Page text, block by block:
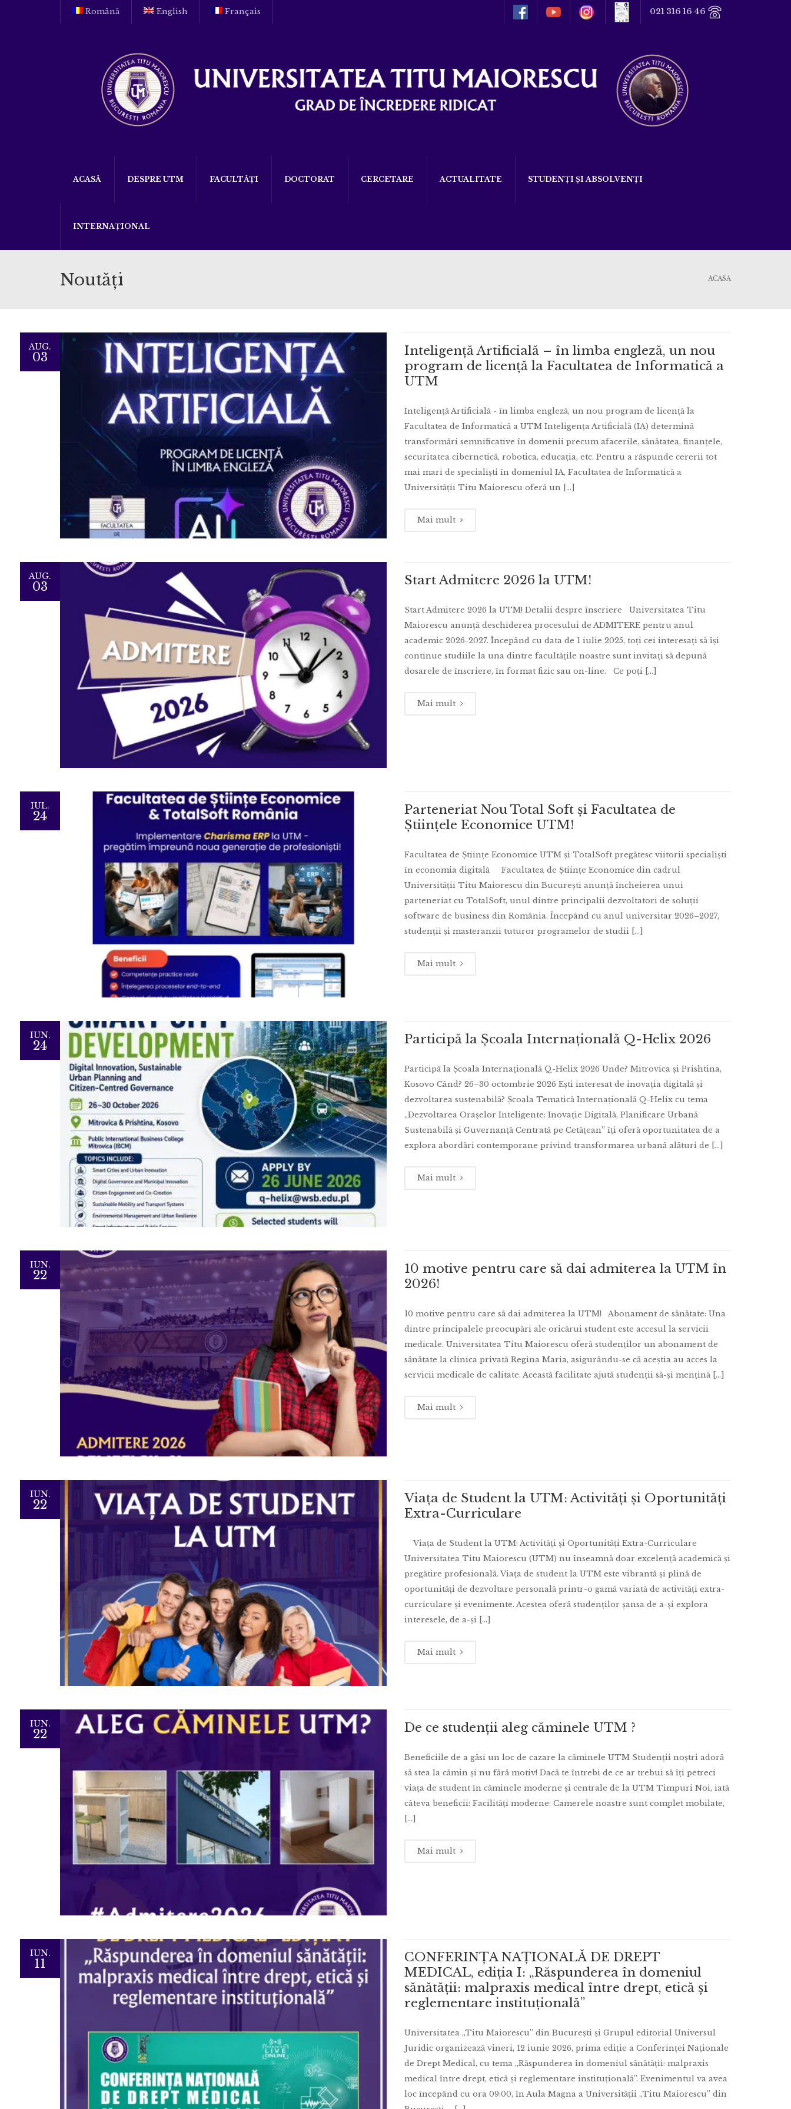
Română English Français 021 316 16 46
ACASĂ DESPRE UTM FACULTĂȚI DOCTORAT CERCETARE ACTUALITATE STUDENȚI ȘI ABSOLVENȚI
INTERNAȚIONAL
Noutăți ACASĂ
AUG.
03
Inteligență Artificială – în limba engleză, un nou
program de licență la Facultatea de Informatică a
UTM
Inteligență Artificială - în limba engleză, un nou program de licență la
Facultatea de Informatică a UTM Inteligența Artificială (IA) determină
transformări semnificative în domenii precum afacerile, sănătatea, finanțele,
securitatea cibernetică, robotica, educația, etc. Pentru a răspunde cererii tot
mai mari de specialiști în domeniul IA, Facultatea de Informatică a
Universității Titu Maiorescu oferă un [...]
Mai mult
AUG.
03 Start Admitere 2026 la UTM!
Start Admitere 2026 la UTM! Detalii despre înscriere Universitatea Titu
Maiorescu anunță deschiderea procesului de ADMITERE pentru anul
academic 2026-2027. Începând cu data de 1 iulie 2025, toți cei interesați să își
continue studiile la una dintre facultățile noastre sunt invitați să depună
dosarele de înscriere, în format fizic sau on-line. Ce poți [...]
Mai mult
IUL.
24
Parteneriat Nou Total Soft și Facultatea de
Științele Economice UTM!
Facultatea de Științe Economice UTM și TotalSoft pregătesc viitorii specialiști
în economia digitală Facultatea de Științe Economice din cadrul
Universității Titu Maiorescu din București anunță încheierea unui
parteneriat cu TotalSoft, unul dintre principalii dezvoltatori de soluții
software de business din România. Începând cu anul universitar 2026–2027,
studenții și masteranzii tuturor programelor de studii [...]
Mai mult
IUN.
24 Participă la Școala Internațională Q-Helix 2026
Participă la Școala Internațională Q-Helix 2026 Unde? Mitrovica și Prishtina,
Kosovo Când? 26–30 octombrie 2026 Ești interesat de inovația digitală și
dezvoltarea sustenabilă? Școala Tematică Internațională Q-Helix cu tema
„Dezvoltarea Orașelor Inteligente: Inovație Digitală, Planificare Urbană
Sustenabilă și Guvernanță Centrată pe Cetățean” îți oferă oportunitatea de a
explora abordări contemporane privind transformarea urbană alături de [...]
Mai mult
IUN.
22
10 motive pentru care să dai admiterea la UTM în
2026!
10 motive pentru care să dai admiterea la UTM! Abonament de sănătate: Una
dintre principalele preocupări ale oricărui student este accesul la servicii
medicale. Universitatea Titu Maiorescu oferă studenților un abonament de
sănătate la clinica privată Regina Maria, asigurându-se că aceștia au acces la
servicii medicale de calitate. Această facilitate ajută studenții să-și mențină […]
Mai mult
IUN.
22
Viața de Student la UTM: Activități și Oportunități
Extra-Curriculare
Viața de Student la UTM: Activități și Oportunități Extra-Curriculare
Universitatea Titu Maiorescu (UTM) nu înseamnă doar excelență academică și
pregătire profesională. Viața de student la UTM este vibrantă și plină de
oportunități de dezvoltare personală printr-o gamă variată de activități extra-
curriculare și evenimente. Acestea oferă studenților șansa de a-și explora
interesele, de a-și […]
Mai mult
IUN.
22 De ce studenții aleg căminele UTM ?
Beneficiile de a găsi un loc de cazare la căminele UTM Studenții noștri adoră
să stea la cămin și nu fără motiv! Dacă te întrebi de ce ar trebui să îți petreci
viața de student în căminele moderne și centrale de la UTM Timpuri Noi, iată
câteva beneficii: Facilități moderne: Camerele noastre sunt complet mobilate,
[...]
Mai mult
IUN.
11
CONFERINȚA NAȚIONALĂ DE DREPT
MEDICAL, ediția I: „Răspunderea în domeniul
sănătății: malpraxis medical între drept, etică și
reglementare instituțională”
Universitatea „Titu Maiorescu” din București și Grupul editorial Universul
Juridic organizează vineri, 12 iunie 2026, prima ediție a Conferinței Naționale
de Drept Medical, cu tema „Răspunderea în domeniul sănătății: malpraxis
medical între drept, etică și reglementare instituțională”. Evenimentul va avea
loc începând cu ora 09:00, în Aula Magna a Universității „Titu Maiorescu” din